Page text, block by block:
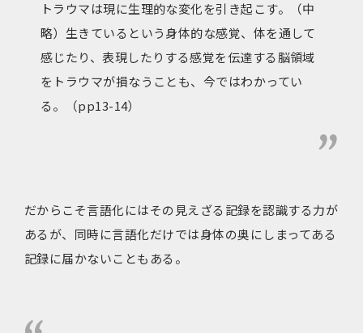
トラウマは現に生理的な変化を引き起こす。（中
略）生きているという身体的な感覚、体を通して
感じたり、表現したりする感覚を伝達する脳領域
をトラウマが損なうことも、今ではわかってい
る。（pp13-14）
だからこそ言語化にはその見えざる記録を認識する力が
あるが、同時に言語化だけでは身体の奥にしまってある
記録に届かないこともある。